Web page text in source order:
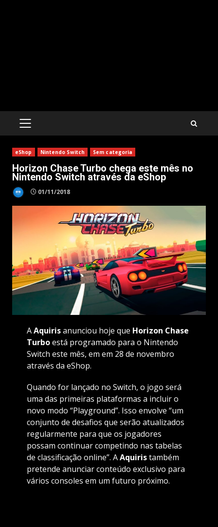
PRIMARY
eShop Nintendo Switch Sem categoria
Horizon Chase Turbo chega este mês no
Nintendo Switch através da eShop
01/11/2018
AAquirisanunciou hoje que Horizon Chase
Turboestá programado para o Nintendo
Switch este mês, em em 28 de novembro
através da eShop.
Quando for lançado no Switch, o jogo será
uma das primeiras plataformas a incluir o
novo modo “Playground”. Isso envolve “um
conjunto de desafios que serão atualizados
regularmente para que os jogadores
possam continuar competindo nas tabelas
de classificação online”. AAquiristambém
pretende anunciar conteúdo exclusivo para
vários consoles em um futuro próximo.